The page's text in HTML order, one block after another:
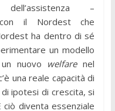
dell’assistenza –
il Nordest che
ha dentro di sé
un modello
nuovo welfarenel
una reale capacità di
ipotesi di crescita, si
ciò diventa essenziale